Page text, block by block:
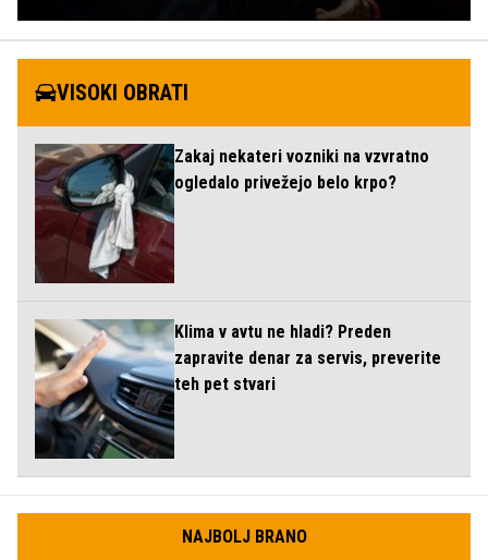
VISOKI OBRATI
Zakaj nekateri vozniki na vzvratno
ogledalo privežejo belo krpo?
Klima v avtu ne hladi? Preden
zapravite denar za servis, preverite
teh pet stvari
NAJBOLJ BRANO